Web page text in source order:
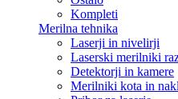
Kompleti
Merilna tehnika
Laserji in nivelirji
Laserski merilniki
Detektorji in kamere
Merilniki kota in